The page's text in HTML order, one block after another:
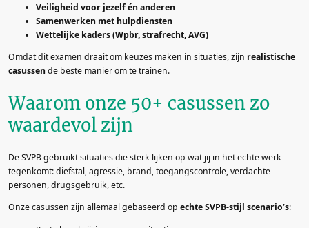
Veiligheid voor jezelf én anderen
Samenwerken met hulpdiensten
Wettelijke kaders (Wpbr, strafrecht, AVG)
Omdat dit examen draait om keuzes maken in situaties, zijn realistische
casussende beste manier om te trainen.
Waarom onze 50+ casussen zo
waardevol zijn
De SVPB gebruikt situaties die sterk lijken op wat jij in het echte werk
tegenkomt: diefstal, agressie, brand, toegangscontrole, verdachte
personen, drugsgebruik, etc.
Onze casussen zijn allemaal gebaseerd op echte SVPB-stijl scenario’s: